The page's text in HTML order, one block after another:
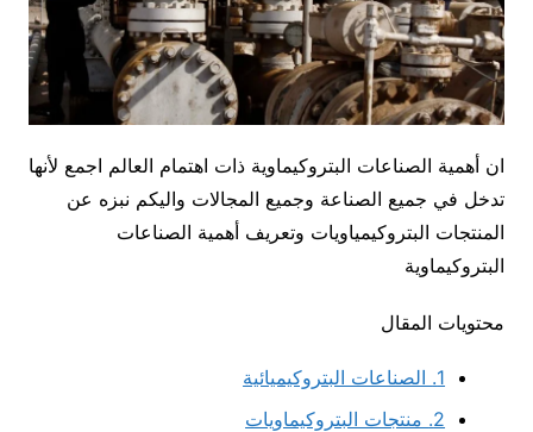
ان أهمية الصناعات البتروكيماوية ذات اهتمام العالم اجمع لأنها
تدخل في جميع الصناعة وجميع المجالات واليكم نبزه عن
المنتجات البتروكيمياويات وتعريف أهمية الصناعات
البتروكيماوية
محتويات المقال
1. الصناعات البتروكيميائية
2. منتجات البتروكيماويات